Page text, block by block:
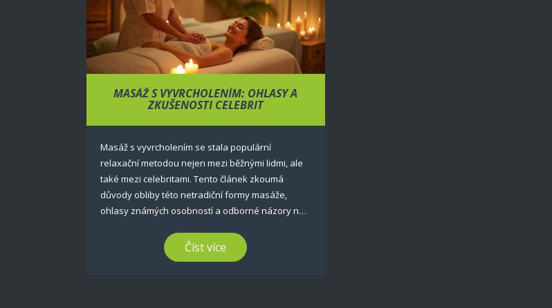
MASÁŽ S VYVRCHOLENÍM: OHLASY A
ZKUŠENOSTI CELEBRIT
Masáž s vyvrcholením se stala populární
relaxační metodou nejen mezi běžnými lidmi, ale
také mezi celebritami. Tento článek zkoumá
důvody obliby této netradiční formy masáže,
ohlasy známých osobností a odborné názory na
možné výhody pro psychické i fyzické zdraví.
Doplněné o tipy jak vybrat vhodného maséra a co
Číst více